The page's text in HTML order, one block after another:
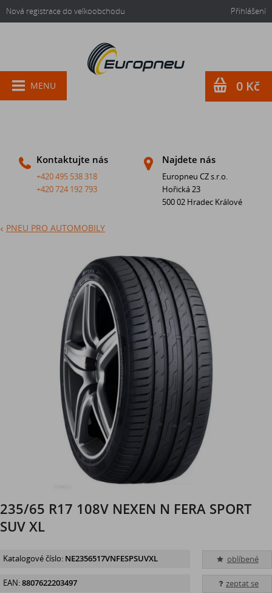
Nová registrace do velkoobchodu Přihlášení
Kontaktujte nás
+420 495 538 318
+420 724 192 793
Najdete nás
Europneu CZ s.r.o.
Hořická 23
500 02 Hradec Králové
MENU 0 Kč
PNEU PRO AUTOMOBILY
235/65 R17 108V NEXEN N FERA SPORT
SUV XL
oblíbené
zeptat se
Katalogové číslo: NE2356517VNFESPSUVXL
EAN:8807622203497